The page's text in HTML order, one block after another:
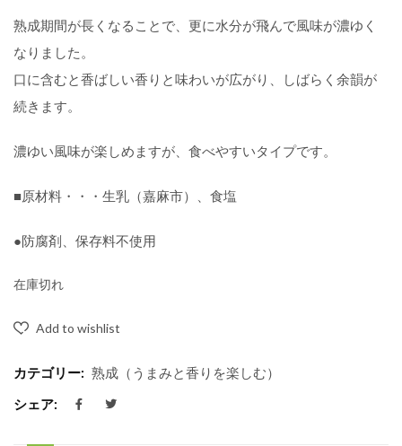
ゲ
ー
シ
ョ
熟成期間が長くなることで、更に水分が飛んで風味が濃ゆく
なりました。
口に含むと香ばしい香りと味わいが広がり、しばらく余韻が
続きます。
濃ゆい風味が楽しめますが、食べやすいタイプです。
■原材料・・・生乳（嘉麻市）、食塩
●防腐剤、保存料不使用
在庫切れ
Add to wishlist
カテゴリー: 熟成（うまみと香りを楽しむ）
シェア: